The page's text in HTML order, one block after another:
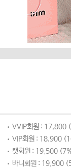
VVIP회원 : 17,800
VIP회원 : 18,900
캣회원 : 19,500
바니회원 : 19,900